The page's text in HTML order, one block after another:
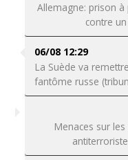
Allemagne: prison
contre
06/08 12:29
La Suède va
fantôme russe
Menaces sur